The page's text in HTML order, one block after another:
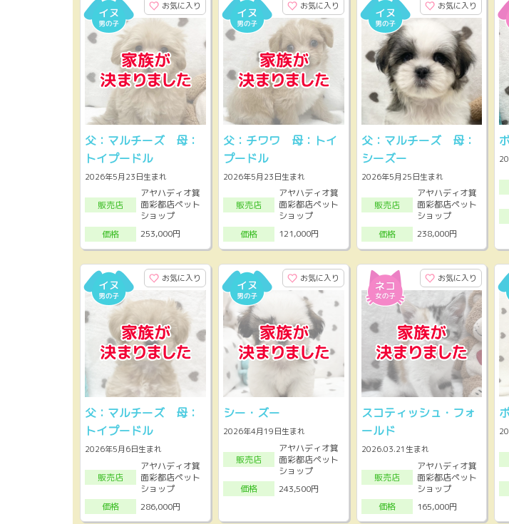
お気に入り
父：マルチーズ 母：
トイプードル
2026年5月23日生まれ
販売店
アヤハディオ箕
面彩都店ペット
ショップ
価格
253,000円
お気に入り
父：チワワ 母：トイ
プードル
2026年5月23日生まれ
販売店
アヤハディオ箕
面彩都店ペット
ショップ
価格
121,000円
お気に入り
父：マルチーズ 母：
シーズー
2026年5月25日生まれ
販売店
アヤハディオ箕
面彩都店ペット
ショップ
価格
238,000円
お気に入り
父：マルチーズ 母：
トイプードル
2026年5月6日生まれ
販売店
アヤハディオ箕
面彩都店ペット
ショップ
価格
286,000円
お気に入り
シー・ズー
2026年4月19日生まれ
販売店
アヤハディオ箕
面彩都店ペット
ショップ
価格
243,500円
お気に入り
スコティッシュ・フォ
ールド
2026.03.21生まれ
販売店
アヤハディオ箕
面彩都店ペット
ショップ
価格
165,000円